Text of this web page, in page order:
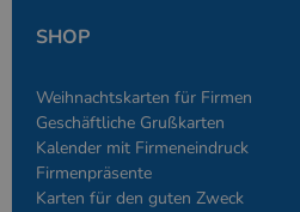
SHOP
Weihnachtskarten für Firmen
Geschäftliche Grußkarten
Kalender mit Firmeneindruck
Firmenpräsente
Karten für den guten Zweck